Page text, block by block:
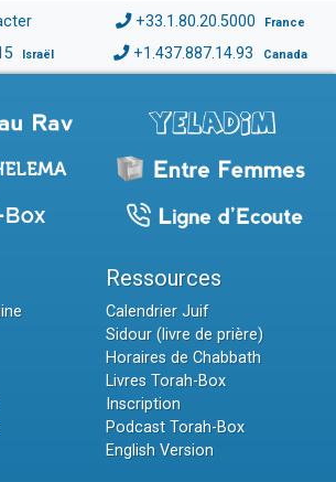
+33.1.80.20.5000 France
Israël +1.437.887.14.93 Canada
Ressources
Calendrier Juif
Sidour (livre de prière)
Horaires de Chabbath
Livres Torah-Box
Inscription
Podcast Torah-Box
English Version